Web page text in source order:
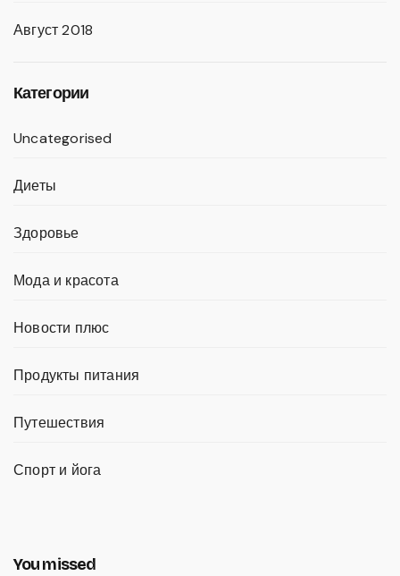
Август 2018
Категории
Uncategorised
Диеты
Здоровье
Мода и красота
Новости плюс
Продукты питания
Путешествия
Спорт и йога
You missed